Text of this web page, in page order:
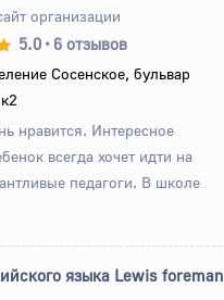
организации
5.0 • 6 отзывов
Сосенское, бульвар
нравится. Интересное
всегда хочет идти на
педагоги. В школе
языка Lewis foreman